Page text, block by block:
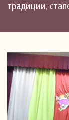
традиции,